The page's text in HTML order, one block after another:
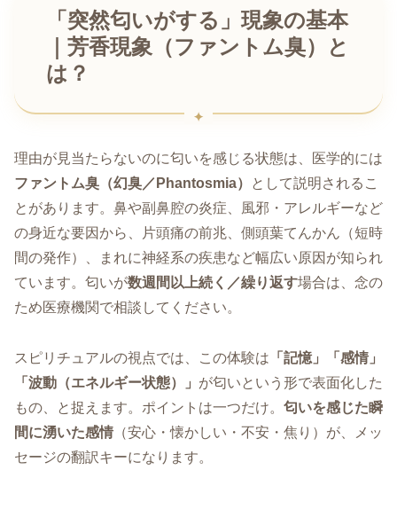
「突然匂いがする」現象の基本
｜芳香現象（ファントム臭）と
は？
理由が見当たらないのに匂いを感じる状態は、医学的には
ファントム臭（幻臭／Phantosmia）
として説明されるこ
とがあります。鼻や副鼻腔の炎症、風邪・アレルギーなど
の身近な要因から、片頭痛の前兆、側頭葉てんかん（短時
間の発作）、まれに神経系の疾患など幅広い原因が知られ
ています。匂いが数週間以上続く／繰り返す場合は、念の
ため医療機関で相談してください。
スピリチュアルの視点では、この体験は 「記憶」「感情」
「波動（エネルギー状態）」 が匂いという形で表面化した
もの、と捉えます。ポイントは一つだけ。 匂いを感じた瞬
間に湧いた感情 （安心・懐かしい・不安・焦り）が、メッ
セージの翻訳キーになります。